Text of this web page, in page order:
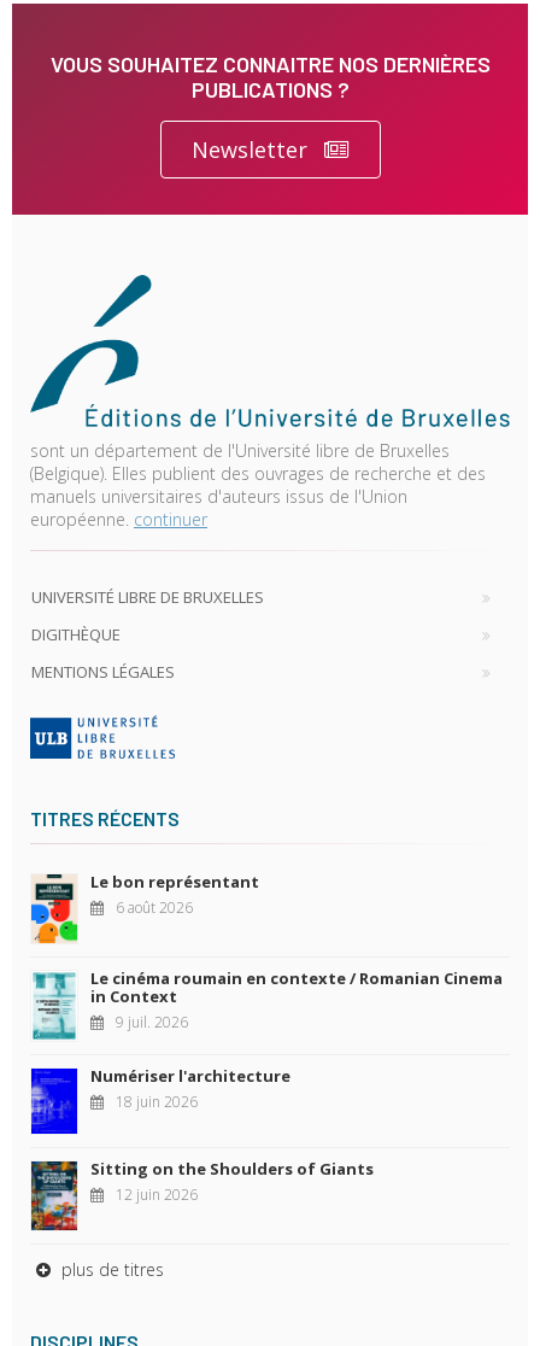
VOUS SOUHAITEZ CONNAITRE NOS DERNIÈRES
PUBLICATIONS ?
Newsletter
sont un département de l'Université libre de Bruxelles
(Belgique). Elles publient des ouvrages de recherche et des
manuels universitaires d'auteurs issus de l'Union
européenne. continuer
UNIVERSITÉ LIBRE DE BRUXELLES
DIGITHÈQUE
MENTIONS LÉGALES
TITRES RÉCENTS
Le bon représentant
6 août 2026
Le cinéma roumain en contexte / Romanian Cinema
in Context
9 juil. 2026
Numériser l'architecture
18 juin 2026
Sitting on the Shoulders of Giants
12 juin 2026
plus de titres